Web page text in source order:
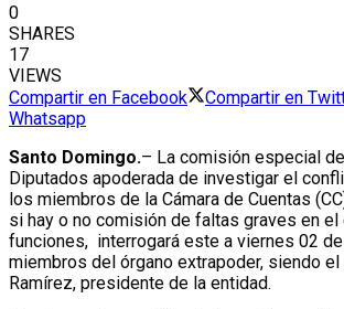
0
SHARES
17
VIEWS
Compartir en Facebook
Compartir en
Whatsapp
Santo Domingo.– La comisión especial
Diputados apoderada de investigar el
los miembros de la Cámara de Cuentas
si hay o no comisión de faltas graves en
funciones, interrogará este a viernes 02
miembros del órgano extrapoder, siendo
Ramírez, presidente de la entidad.